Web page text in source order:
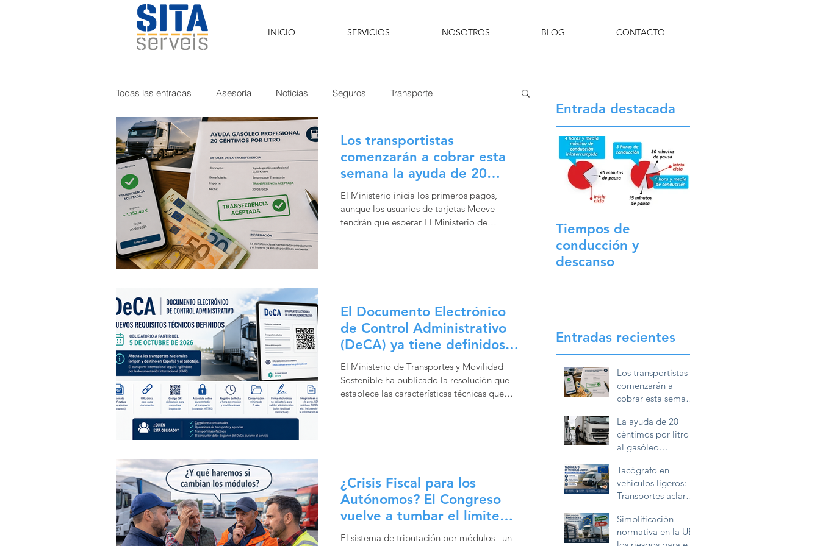
INICIO SERVICIOS NOSOTROS BLOG CONTACTO
Todas las entradas Asesoría Noticias Seguros Transporte
Curiosidades Tacógrafo
Los transportistas
comenzarán a cobrar esta
semana la ayuda de 20
céntimos por litro de
gasóleo profesional
El Ministerio inicia los primeros pagos,
aunque los usuarios de tarjetas Moeve
tendrán que esperar El Ministerio de
carretera. Los primeros abonos comenzarán
a realizarse esta misma semana de forma
automática a los beneficiarios
El Documento Electrónico
de Control Administrativo
(DeCA) ya tiene definidos
sus requisitos técnicos
El Ministerio de Transportes y Movilidad
Sostenible ha publicado la resolución que
establece las características técnicas que
por carretera y afecta a los transportes
interiores de mercancías realizados en
España. Principales
¿Crisis Fiscal para los
Autónomos? El Congreso
vuelve a tumbar el límite
de módulos
El sistema de tributación por módulos –un
Entrada destacada
Tiempos de
conducción y
descanso
Entradas recientes
Los transportistas
comenzarán a
cobrar esta semana
céntimos por litro
de gasóleo
profesional
La ayuda de 20
céntimos por litro
al gasóleo
conservar la
documentación
durante diez años
Tacógrafo en
vehículos ligeros:
Transportes aclara
utilizarlo las
furgonetas en
Simplificación
normativa en la UE: